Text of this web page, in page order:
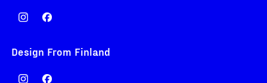
Design From Finland